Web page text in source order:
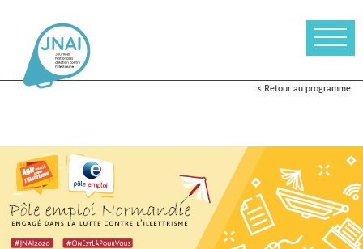
< Retour au programme